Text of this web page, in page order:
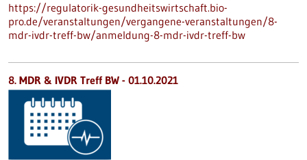
https://regulatorik-gesundheitswirtschaft.bio-
pro.de/veranstaltungen/vergangene-veranstaltungen/8-
mdr-ivdr-treff-bw/anmeldung-8-mdr-ivdr-treff-bw
8. MDR & IVDR Treff BW - 01.10.2021